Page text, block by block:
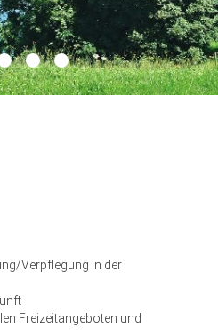
Verpflegung in der
Freizeitangeboten und